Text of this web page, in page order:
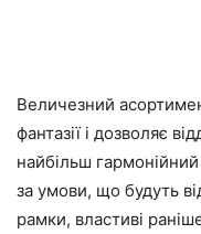
Величезний
фантазії і дозволяє
найбільш
за умови, що будуть
рамки, властиві